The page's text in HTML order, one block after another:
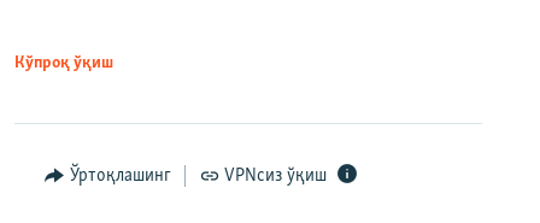
Кўпроқ ўқиш
Ўртоқлашинг VPNсиз ўқиш